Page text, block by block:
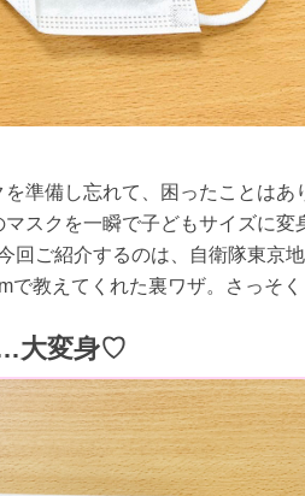
準備し忘れて、困ったことはあ
スクを一瞬で子どもサイズに変
回ご紹介するのは、自衛隊東京地
で教えてくれた裏ワザ。さっそく
大変身♡